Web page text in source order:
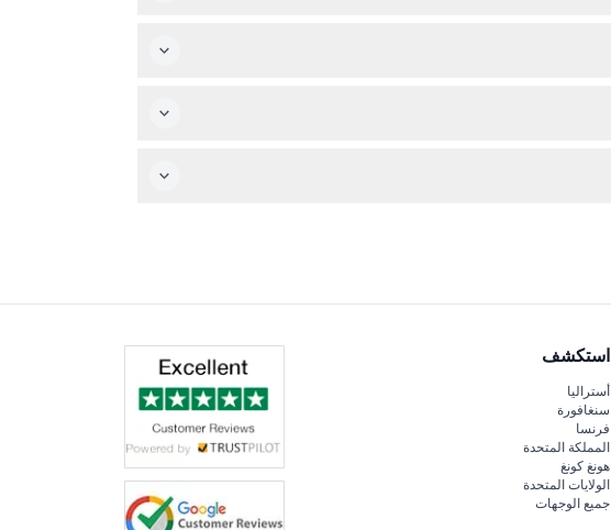
استكشف
أستراليا
سنغافورة
فرنسا
المملكة المتحدة
هونغ كونغ
الولايات المتحدة
جميع الوجهات